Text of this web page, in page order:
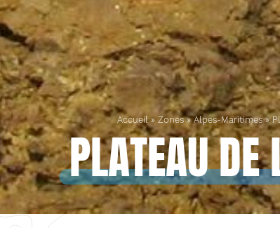
Accueil» Zones»Alpes-Maritimes»
PLATEAU DE